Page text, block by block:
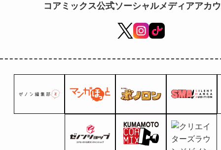
combate, pero el hombre
obsequio un tablero visual
total).
コアミックス公式ソーシャルメディアアカ